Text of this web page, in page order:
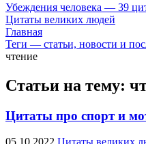
Убеждения человека — 39
Цитаты великих людей
Главная
Теги — статьи, новости и
чтение
Статьи на тему:
Цитаты про спорт и